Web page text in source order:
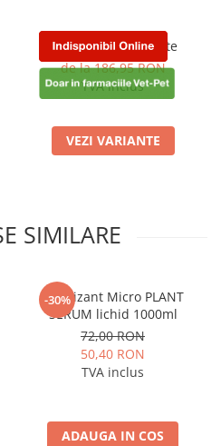
Selehold Cat 3 Pipete
de la 186,95 RON
TVA inclus
VEZI VARIANTE
SIMILARE
-30%
Fertilizant Micro PLANT
SERUM lichid 1000ml
72,00 RON
50,40 RON
TVA inclus
ADAUGA IN COS